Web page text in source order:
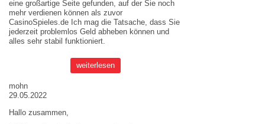
eine großartige Seite gefunden, auf der Sie noch
mehr verdienen können als zuvor
CasinoSpieles.de Ich mag die Tatsache, dass Sie
jederzeit problemlos Geld abheben können und
alles sehr stabil funktioniert.
weiterlesen
mohn
29.05.2022
Hallo zusammen,